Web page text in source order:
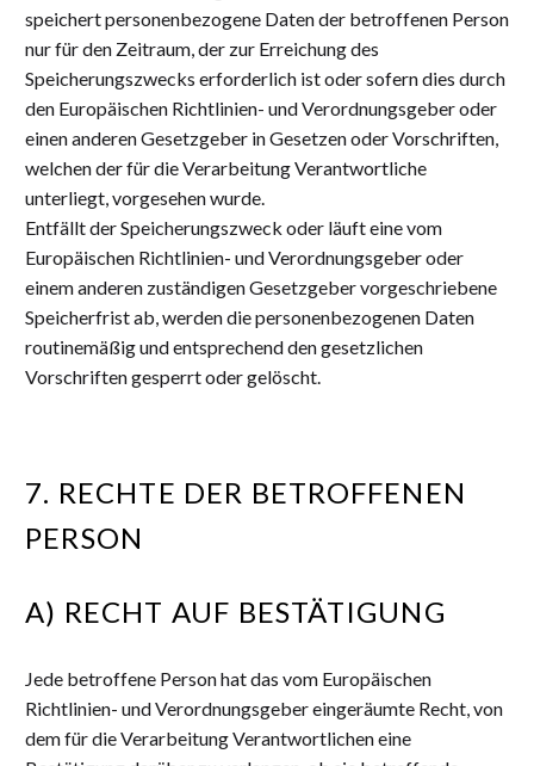
speichert personenbezogene Daten der betroffenen Person
nur für den Zeitraum, der zur Erreichung des
Speicherungszwecks erforderlich ist oder sofern dies durch
den Europäischen Richtlinien- und Verordnungsgeber oder
einen anderen Gesetzgeber in Gesetzen oder Vorschriften,
welchen der für die Verarbeitung Verantwortliche
unterliegt, vorgesehen wurde.
Entfällt der Speicherungszweck oder läuft eine vom
Europäischen Richtlinien- und Verordnungsgeber oder
einem anderen zuständigen Gesetzgeber vorgeschriebene
Speicherfrist ab, werden die personenbezogenen Daten
routinemäßig und entsprechend den gesetzlichen
Vorschriften gesperrt oder gelöscht.
7. RECHTE DER BETROFFENEN
PERSON
A) RECHT AUF BESTÄTIGUNG
Jede betroffene Person hat das vom Europäischen
Richtlinien- und Verordnungsgeber eingeräumte Recht, von
dem für die Verarbeitung Verantwortlichen eine